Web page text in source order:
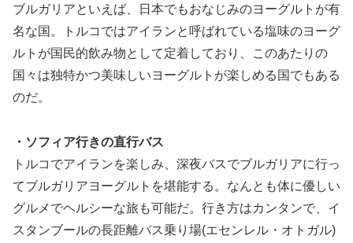
ブルガリアといえば、日本でもおなじみのヨーグルトが有
名な国。トルコではアイランと呼ばれている塩味のヨーグ
ルトが国民的飲み物として定着しており、このあたりの
国々は独特かつ美味しいヨーグルトが楽しめる国でもある
のだ。
・ソフィア行きの直行バス
トルコでアイランを楽しみ、深夜バスでブルガリアに行っ
てブルガリアヨーグルトを堪能する。なんとも体に優しい
グルメでヘルシーな旅も可能だ。行き方はカンタンで、イ
スタンブールの長距離バス乗り場(エセンレル・オトガル)